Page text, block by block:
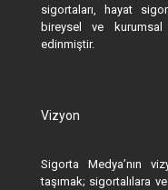
sigortaları, hayat
bireysel ve
edinmiştir.
Vizyon
Sigorta Medya’nın
taşımak; sigortalılara